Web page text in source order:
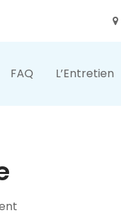
FAQ L’Entretien